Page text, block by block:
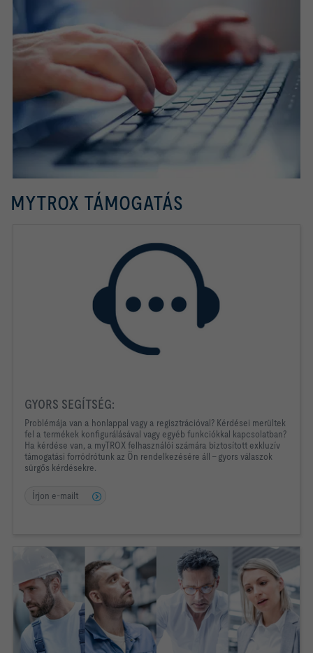
MYTROX TÁMOGATÁS
GYORS SEGÍTSÉG:
Problémája van a honlappal vagy a regisztrációval? Kérdései merültek
fel a termékek konfigurálásával vagy egyéb funkciókkal kapcsolatban?
Ha kérdése van, a myTROX felhasználói számára biztosított exkluzív
támogatási forródrótunk az Ön rendelkezésére áll – gyors válaszok
sürgős kérdésekre.
Írjon e-mailt